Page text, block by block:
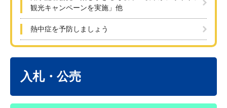
観光キャンペーンを実施」他
熱中症を予防しましょう
入札・公売